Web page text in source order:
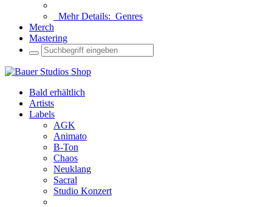
Mehr Details: Genres
Merch
Mastering
Bald erhältlich
Artists
Labels
AGK
Animato
B-Ton
Chaos
Neuklang
Sacral
Studio Konzert